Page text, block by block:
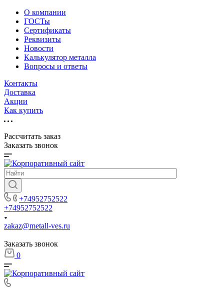
О компании
ГОСТы
Сертификаты
Реквизиты
Новости
Калькулятор металла
Вопросы и ответы
Контакты
Доставка
Акции
Как купить
Рассчитать заказ
Заказать звонок
+74952752522
+74952752522
zakaz@metall-ves.ru
Заказать звонок
0